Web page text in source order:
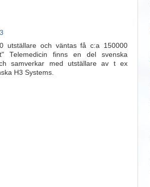
utställare och väntas få c:a 150000
Telemedicin finns en del svenska
samverkar med utställare av t ex
H3 Systems.